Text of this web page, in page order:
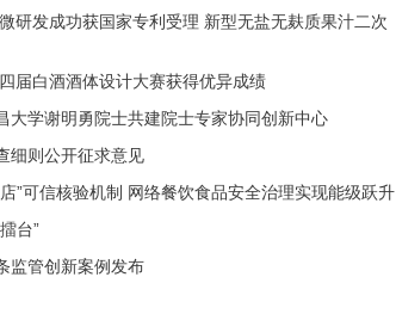
研发成功获国家专利受理 新型无盐无麸质果汁二次
届白酒酒体设计大赛获得优异成绩
大学谢明勇院士共建院士专家协同创新中心
细则公开征求意见
”可信核验机制 网络餐饮食品安全治理实现能级跃升
台”
监管创新案例发布